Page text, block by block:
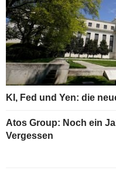
KI, Fed und Yen: die
Atos Group: Noch ein
Vergessen